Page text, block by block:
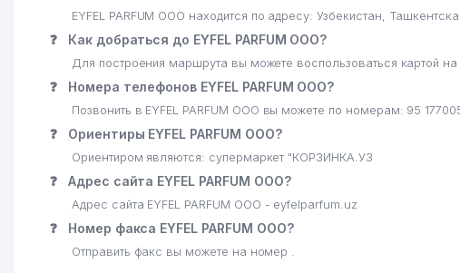
EYFEL PARFUM ООО находится по адресу: Узбекистан,
❓ Как добраться до EYFEL PARFUM ООО?
Для построения маршрута вы можете воспользоваться картой
❓ Номера телефонов EYFEL PARFUM ООО?
Позвонить в EYFEL PARFUM ООО вы можете по номерам: 95
❓ Ориентиры EYFEL PARFUM ООО?
Ориентиром являются: супермаркет "КОРЗИНКА.УЗ
❓ Адрес сайта EYFEL PARFUM ООО?
Адрес сайта EYFEL PARFUM ООО - eyfelparfum.uz
❓ Номер факса EYFEL PARFUM ООО?
Отправить факс вы можете на номер .